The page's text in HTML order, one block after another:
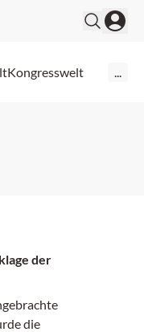
Kongresswelt
der
die